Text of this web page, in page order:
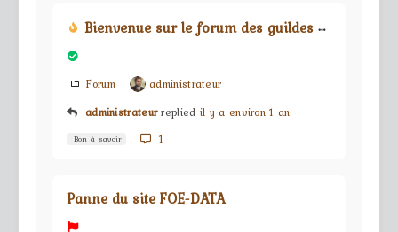
Bienvenue sur le forum des guildes du jeu Forge Of Empires
Forum
administrateur
administrateur replied il y a environ 1 an
Bon à savoir 1
Panne du site FOE-DATA